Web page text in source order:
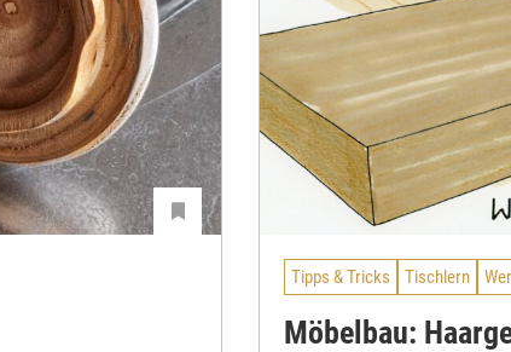
Tipps & Tricks Tischlern
Möbelbau: